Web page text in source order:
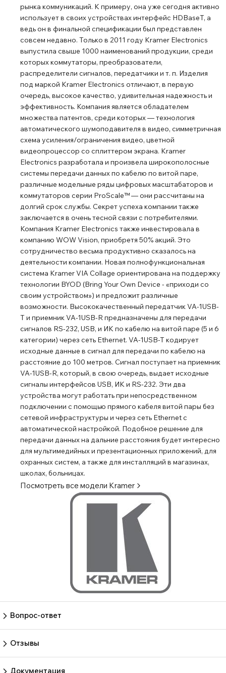
вентилятора охлаждения позволяет разместить прибор
за подвесным потолком, или установить два прибора
рядом в стандартной аппаратурной 19-дюймовой
стойке (1U) при помощи опционального адаптера RK-
T2В-B Спецификации HDBaseT 1.0 Входы 1 – HDMI, тип А
(розетка) Выходы 1 – витая пара HDBaseT, разъем RJ45
(розетка) Порты 1 – RS-232, разъем D-Sub DE9 (розетка)
1 – ИК, разъем miniJack 3,5 мм (розетка) Пропускная
способность 10,2 Гбит/с (3,4 Гбит/с на канал)
Максимальное разрешение 4K, 60 Гц Спецификации
HDMI 1.4 Спецификации HDCP 1.4 Скорость передачи
данных последовательного интерфейса до 115200 бит/с
Удлинение по витой паре до 70 м Диапазон рабочих
температур 0…+40 °C Диапазон температур хранения
−40…+70 °C Относительная влажность воздуха 10…90%
(без конденсации) Питание 48 В, 240 мА Размер
корпуса MegaTOOLS Монтаж в 19″ стойкe
опциональный адаптер
рынка коммуникаций. К примеру, она уже сегодня активно
использует в своих устройствах интерфейс HDBaseT, а
ведь он в финальной спецификации был представлен
совсем недавно. Только в 2011 году Kramer Electronics
выпустила свыше 1000 наименований продукции, среди
которых коммутаторы, преобразователи,
распределители сигналов, передатчики и т. п. Изделия
под маркой Kramer Electronics отличают, в первую
очередь, высокое качество, удивительная надежность и
эффективность. Компания является обладателем
множества патентов, среди которых ― технология
автоматического шумоподавителя в видео, симметричная
схема усиления/ограничения видео, цветной
видеопроцессор со сплиттером экрана. Kramer
Electronics разработала и произвела широкополосные
системы передачи данных по кабелю по витой паре,
различные модельные ряды цифровых масштабаторов и
коммутаторов серии ProScale™ ― они рассчитаны на
долгий срок службы. Секрет успеха компании также
заключается в очень тесной связи с потребителями.
Компания Kramer Electronics также инвестировала в
компанию WOW Vision, приобретя 50% акций. Это
сотрудничество весьма продуктивно сказалось на
деятельности компании. Новая полнофункциональная
система Kramer VIA Collage ориентирована на поддержку
технологии BYOD (Bring Your Own Device - «приходи со
своим устройством») и предложит различные
возможности. Высококачественный передатчик VA-1USB-
T и приемник VA-1USB-R предназначены для передачи
сигналов RS-232, USB, и ИК по кабелю на витой паре (5 и 6
категории) через сеть Ethernet. VA-1USB-T кодирует
исходные данные в сигнал для передачи по кабелю на
расстояние до 100 метров. Сигнал поступает на приемник
VA-1USB-R, который, в свою очередь, выдает исходные
сигналы интерфейсов USB, ИК и RS-232. Эти два
устройства могут работать при непосредственном
подключении с помощью прямого кабеля витой пары без
сетевой инфраструктуры и через сеть Ethernet с
автоматической настройкой. Подобное решение для
передачи данных на дальние расстояния будет интересно
для мультимедийных и презентационных приложений, для
охранных систем, а также для инсталляций в магазинах,
школах, больницах.
Посмотреть все модели Kramer
Вопрос-ответ
Отзывы
Документация